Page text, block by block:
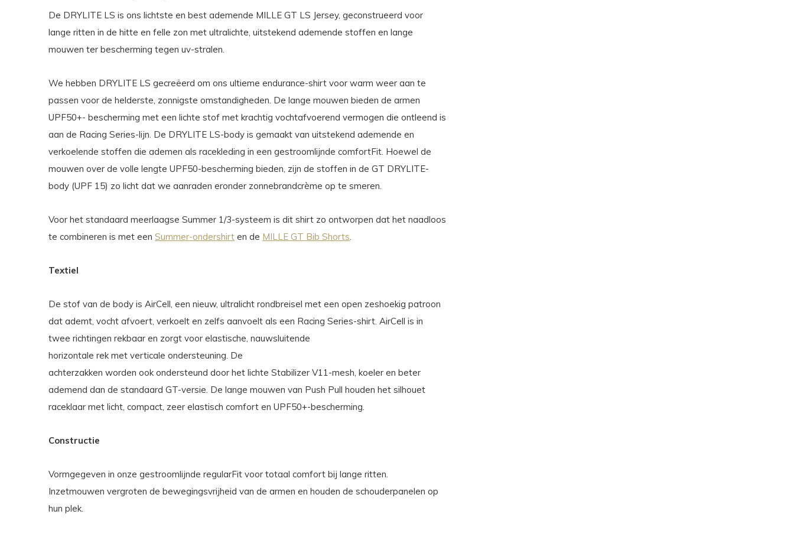
De DRYLITE LS is ons lichtste en best ademende MILLE GT LS Jersey, geconstrueerd voor
lange ritten in de hitte en felle zon met ultralichte, uitstekend ademende stoffen en lange
mouwen ter bescherming tegen uv-stralen.
We hebben DRYLITE LS gecreëerd om ons ultieme endurance-shirt voor warm weer aan te
passen voor de helderste, zonnigste omstandigheden. De lange mouwen bieden de armen
UPF50+- bescherming met een lichte stof met krachtig vochtafvoerend vermogen die ontleend is
aan de Racing Series-lijn. De DRYLITE LS-body is gemaakt van uitstekend ademende en
verkoelende stoffen die ademen als racekleding in een gestroomlijnde comfortFit. Hoewel de
mouwen over de volle lengte UPF50-bescherming bieden, zijn de stoffen in de GT DRYLITE-
body (UPF 15) zo licht dat we aanraden eronder zonnebrandcrème op te smeren.
Voor het standaard meerlaagse Summer 1/3-systeem is dit shirt zo ontworpen dat het naadloos
te combineren is met een Summer-ondershirt en de MILLE GT Bib Shorts.
Textiel
De stof van de body is AirCell, een nieuw, ultralicht rondbreisel met een open zeshoekig patroon
dat ademt, vocht afvoert, verkoelt en zelfs aanvoelt als een Racing Series-shirt. AirCell is in
twee richtingen rekbaar en zorgt voor elastische, nauwsluitende
horizontale rek met verticale ondersteuning. De
achterzakken worden ook ondersteund door het lichte Stabilizer V11-mesh, koeler en beter
ademend dan de standaard GT-versie. De lange mouwen van Push Pull houden het silhouet
raceklaar met licht, compact, zeer elastisch comfort en UPF50+-bescherming.
Constructie
Vormgegeven in onze gestroomlijnde regularFit voor totaal comfort bij lange ritten.
Inzetmouwen vergroten de bewegingsvrijheid van de armen en houden de schouderpanelen op
hun plek.